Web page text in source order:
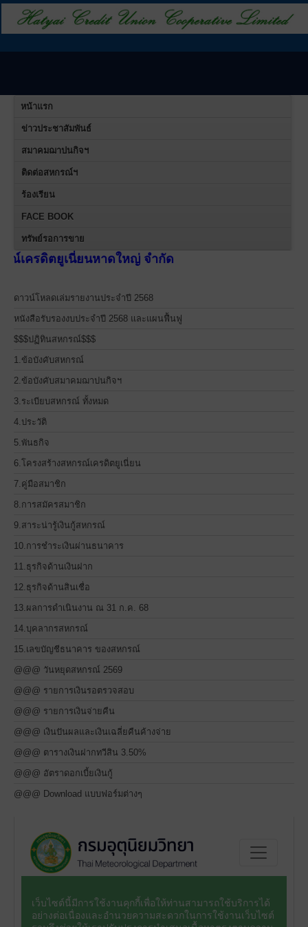
หน้าแรก
ข่าวประชาสัมพันธ์
สมาคมฌาปนกิจฯ
ติดต่อสหกรณ์ฯ
ร้องเรียน
FACE BOOK
ทรัพย์รอการขาย
นี่ยนหาดใหญ่ จำกัด
ดาวน์โหลดเล่มรายงานประจำปี 2568
หนังสือรับรองงบประจำปี 2568 และแผนฟื้นฟู
$$$ปฏิทินสหกรณ์$$$
1.ข้อบังคับสหกรณ์
2.ข้อบังคับสมาคมฌาปนกิจฯ
3.ระเบียบสหกรณ์ ทั้งหมด
4.ประวัติ
5.พันธกิจ
6.โครงสร้างสหกรณ์เครดิตยูเนี่ยน
7.คู่มือสมาชิก
8.การสมัครสมาชิก
9.สาระน่ารู้เงินกู้สหกรณ์
10.การชำระเงินผ่านธนาคาร
11.ธุรกิจด้านเงินฝาก
12.ธุรกิจด้านสินเชื่อ
13.ผลการดำเนินงาน ณ 31 ก.ค. 68
14.บุคลากรสหกรณ์
15.เลขบัญชีธนาคาร ของสหกรณ์
@@@ วันหยุดสหกรณ์ 2569
@@@ รายการเงินรอตรวจสอบ
@@@ รายการเงินจ่ายคืน
@@@ เงินปันผลและเงินเฉลี่ยคืนค้างจ่าย
@@@ ตารางเงินฝากทวีสิน 3.50%
@@@ อัตราดอกเบี้ยเงินกู้
@@@ Download แบบฟอร์มต่างๆ